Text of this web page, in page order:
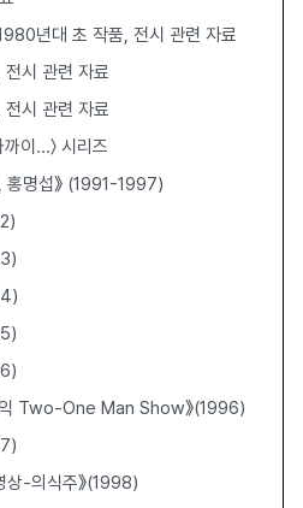
년대 초 작품, 전시 관련 자료
시 관련 자료
시 관련 자료
이…〉 시리즈
홍명섭》 (1991-1997)
익 Two-One Man Show》(1996)
상-의식주》(1998)